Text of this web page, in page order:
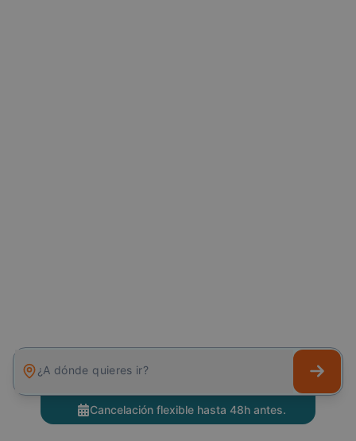
¿A dónde quieres ir?
Cancelación flexible hasta 48h antes.